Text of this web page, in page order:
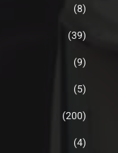
(8)
(39)
(9)
(5)
(200)
(4)